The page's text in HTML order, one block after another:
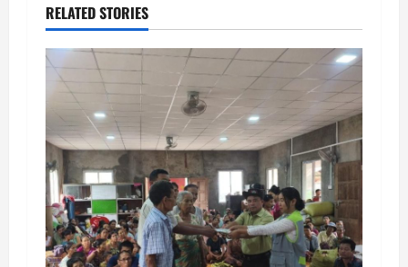
RELATED STORIES